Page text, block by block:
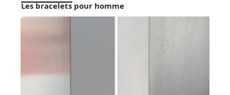
Les bracelets pour homme